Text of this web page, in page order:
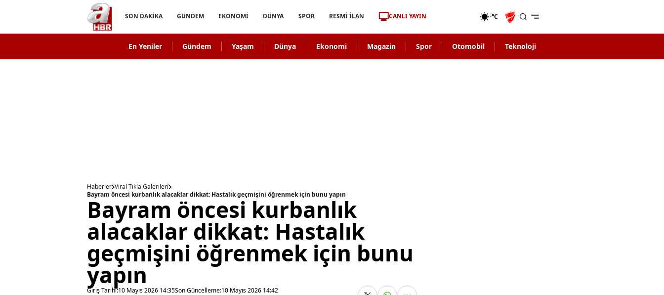
SON DAKİKA GÜNDEM EKONOMİ DÜNYA SPOR RESMİ İLAN CANLI YAYIN -°C
En Yeniler Gündem Yaşam Dünya Ekonomi Magazin Spor Otomobil Teknoloji
Haberler Viral Tıkla Galerileri
Bayram öncesi kurbanlık alacaklar dikkat: Hastalık geçmişini öğrenmek için bunu yapın
Bayram öncesi kurbanlık
alacaklar dikkat: Hastalık
geçmişini öğrenmek için bunu
yapın
Giriş Tarihi:10 Mayıs 2026 14:35Son Güncelleme:10 Mayıs 2026 14:42